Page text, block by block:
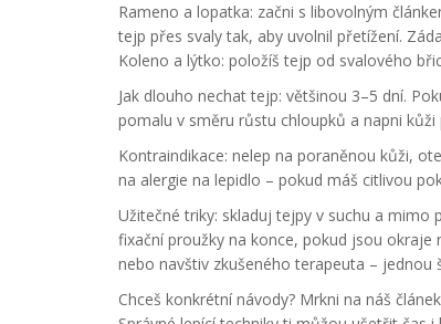
Rameno a lopatka: začni s libovolným
tejp přes svaly tak, aby uvolnil přetížení.
Koleno a lýtko: položíš tejp od svalového
Jak dlouho nechat tejp: většinou 3–5 dní.
pomalu v směru růstu chloupků a napni
Kontraindikace: nelep na poraněnou kůži,
na alergie na lepidlo – pokud máš citlivou
Užitečné triky: skladuj tejpy v suchu a
fixační proužky na konce, pokud jsou okraje
nebo navštiv zkušeného terapeuta –
Chceš konkrétní návody? Mrkni na náš